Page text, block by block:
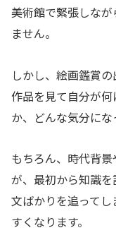
美術館で緊張しな
ません。
しかし、絵画鑑賞
作品を見て自分が
か、どんな気分にな
もちろん、時代背
が、最初から知識
文ばかりを追って
すくなります。